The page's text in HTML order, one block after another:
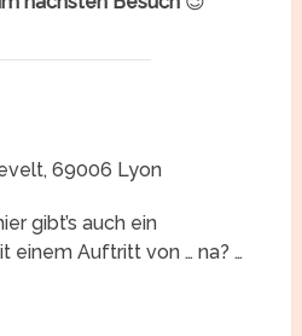
69006 Lyon
gibt’s auch ein
einem Auftritt von … na? …